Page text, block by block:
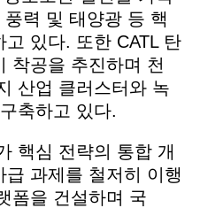
력 및 태양광 등 핵
있다. 또한 CATL 탄
착공을 추진하며 천
산업 클러스터와 녹
축하고 있다.
핵심 전략의 통합 개
과제를 철저히 이행
폼을 건설하며 국